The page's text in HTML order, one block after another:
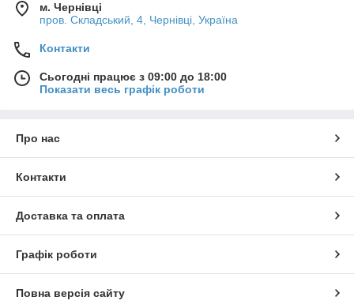
м. Чернівці
пров. Складський, 4, Чернівці, Україна
Контакти
Сьогодні працює з 09:00 до 18:00
Показати весь графік роботи
Про нас
Контакти
Доставка та оплата
Графік роботи
Повна версія сайту